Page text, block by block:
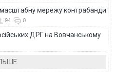
масштабну мережу контрабанди
94 0
ДРГ на Вовчанському